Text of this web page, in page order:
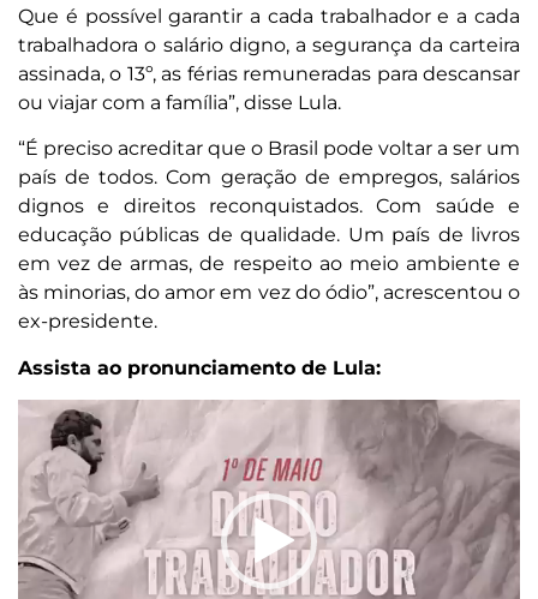
Que é possível garantir a cada trabalhador e a cada
trabalhadora o salário digno, a segurança da carteira
assinada, o 13º, as férias remuneradas para descansar
ou viajar com a família”, disse Lula.
“É preciso acreditar que o Brasil pode voltar a ser um
país de todos. Com geração de empregos, salários
dignos e direitos reconquistados. Com saúde e
educação públicas de qualidade. Um país de livros
em vez de armas, de respeito ao meio ambiente e
às minorias, do amor em vez do ódio”, acrescentou o
ex-presidente.
Assista ao pronunciamento de Lula:
Tocador
vídeo